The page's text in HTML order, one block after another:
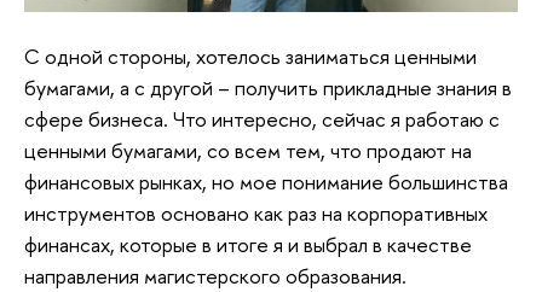
С одной стороны, хотелось заниматься ценными
бумагами, а с другой – получить прикладные знания в
сфере бизнеса. Что интересно, сейчас я работаю с
ценными бумагами, со всем тем, что продают на
финансовых рынках, но мое понимание большинства
инструментов основано как раз на корпоративных
финансах, которые в итоге я и выбрал в качестве
направления магистерского образования.